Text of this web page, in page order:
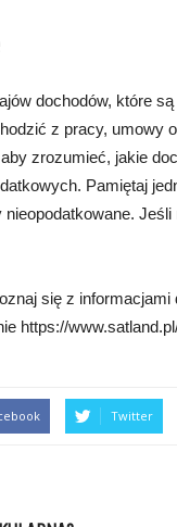
dochodów, które
z pracy, umowy
zrozumieć, jakie
Pamiętaj
nieopodatkowane.
się z
https://
Twitter